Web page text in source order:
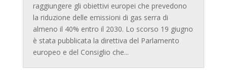
raggiungere gli obiettivi europei che prevedono
la riduzione delle emissioni di gas serra di
almeno il 40% entro il 2030. Lo scorso 19 giugno
è stata pubblicata la direttiva del Parlamento
europeo e del Consiglio che...